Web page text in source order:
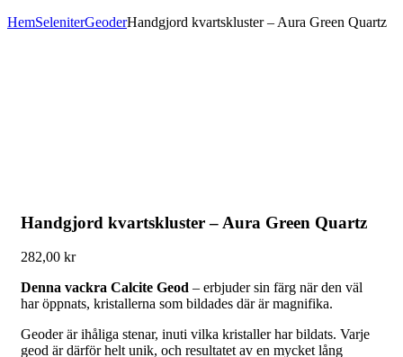
HemSeleniterGeoderHandgjord kvartskluster – Aura Green Quartz
Handgjord kvartskluster – Aura Green Quartz
282,00 kr
Denna vackra Calcite Geod – erbjuder sin färg när den väl
har öppnats, kristallerna som bildades där är magnifika.
Geoder är ihåliga stenar, inuti vilka kristaller har bildats. Varje
geod är därför helt unik, och resultatet av en mycket lång